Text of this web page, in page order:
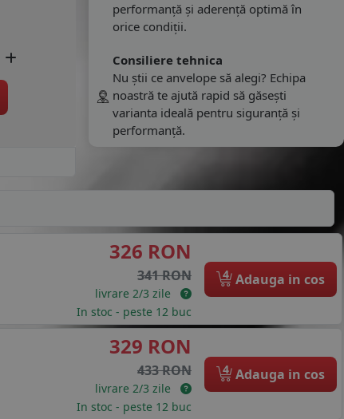
performanță și aderență optimă în
orice condiții.
Consiliere tehnica
Nu știi ce anvelope să alegi? Echipa
noastră te ajută rapid să găsești
varianta ideală pentru siguranță și
performanță.
326 RON
341 RON
livrare 2/3 zile
In stoc - peste 12 buc
4 Adauga in cos
329 RON
433 RON
livrare 2/3 zile
In stoc - peste 12 buc
4 Adauga in cos